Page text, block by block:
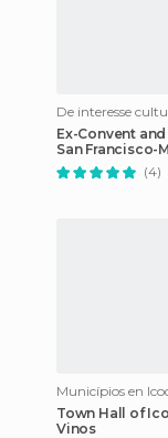
Ex-Convent
San Francisco-
Library
(4)
Town Hall of
Vinos